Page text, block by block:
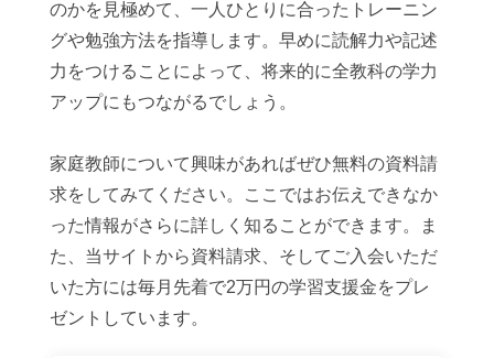
のかを見極めて、一人ひとりに合ったトレーニン
グや勉強方法を指導します。早めに読解力や記述
力をつけることによって、将来的に全教科の学力
アップにもつながるでしょう。
家庭教師について興味があればぜひ無料の資料請
求をしてみてください。ここではお伝えできなか
った情報がさらに詳しく知ることができます。ま
た、当サイトから資料請求、そしてご入会いただ
いた方には毎月先着で2万円の学習支援金をプレ
ゼントしています。